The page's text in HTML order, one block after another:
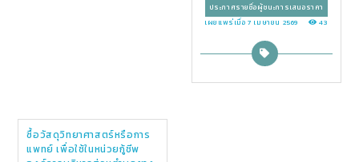
ประกาศรายชื่อผู้ชนะการเสนอราคา
เผยแพร่เมื่อ 7 เมษายน 2569
43
ซื้อวัสดุวิทยาศาสตร์หรือการ
แพทย์ เพื่อใช้ในหน่วยกู้ชีพ